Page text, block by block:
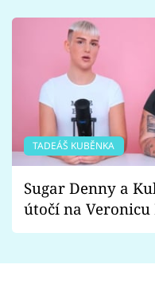
TADEÁŠ KUBĚNKA
Sugar Denny a
útočí na Veronicu
Proč je podle